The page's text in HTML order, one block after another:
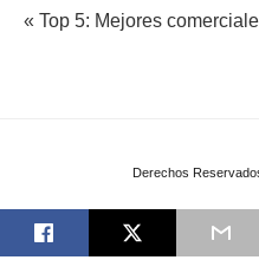
« Top 5: Mejores
Derechos